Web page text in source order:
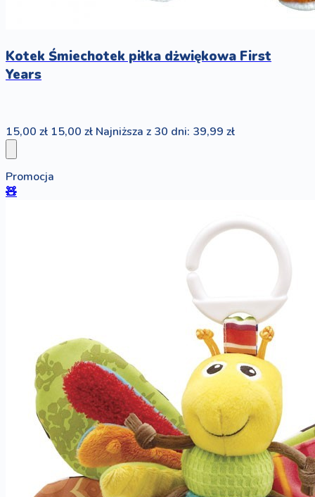
Kotek Śmiechotek piłka dżwiękowa First
Years
15,00 zł 15,00 zł Najniższa z 30 dni: 39,99 zł
Promocja
🧸